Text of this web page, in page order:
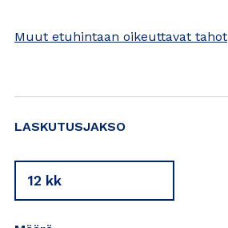
Muut etuhintaan oikeuttavat tahot
Hinta
HINTARYHMÄ
Hinta
LASKUTUSJAKSO
12 kk